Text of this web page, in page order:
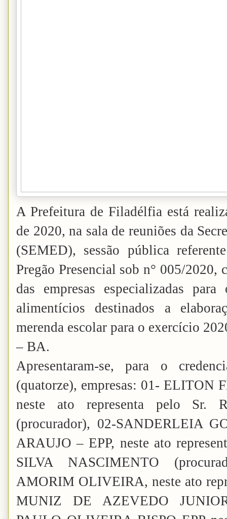
A Prefeitura de Filadélfia está
de 2020, na sala de reuniões da
(SEMED), sessão pública
Pregão Presencial sob n° 005/2020,
das empresas especializadas
alimentícios destinados a
merenda escolar para o exercício
– BA.
Apresentaram-se, para o
(quatorze), empresas: 01- ELITON
neste ato representa pelo Sr.
(procurador), 02-SANDERLEIA
ARAUJO – EPP, neste ato
SILVA NASCIMENTO
AMORIM OLIVEIRA, neste ato
MUNIZ DE AZEVEDO